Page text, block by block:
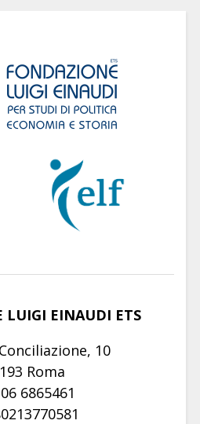
LUIGI EINAUDI ETS
10
Roma
6865461